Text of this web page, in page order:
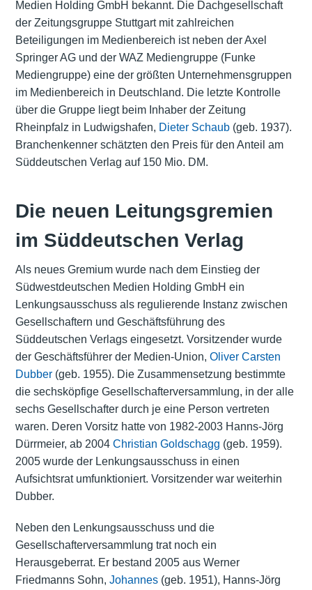
Medien Holding GmbH bekannt. Die Dachgesellschaft
der Zeitungsgruppe Stuttgart mit zahlreichen
Beteiligungen im Medienbereich ist neben der Axel
Springer AG und der WAZ Mediengruppe (Funke
Mediengruppe) eine der größten Unternehmensgruppen
im Medienbereich in Deutschland. Die letzte Kontrolle
über die Gruppe liegt beim Inhaber der Zeitung
Rheinpfalz in Ludwigshafen, Dieter Schaub(geb. 1937).
Branchenkenner schätzten den Preis für den Anteil am
Süddeutschen Verlag auf 150 Mio. DM.
Die neuen Leitungsgremien
im Süddeutschen Verlag
Als neues Gremium wurde nach dem Einstieg der
Südwestdeutschen Medien Holding GmbH ein
Lenkungsausschuss als regulierende Instanz zwischen
Gesellschaftern und Geschäftsführung des
Süddeutschen Verlags eingesetzt. Vorsitzender wurde
der Geschäftsführer der Medien-Union, Oliver Carsten
Dubber(geb. 1955). Die Zusammensetzung bestimmte
die sechsköpfige Gesellschafterversammlung, in der alle
sechs Gesellschafter durch je eine Person vertreten
waren. Deren Vorsitz hatte von 1982-2003 Hanns-Jörg
Dürrmeier, ab 2004 Christian Goldschagg (geb. 1959).
2005 wurde der Lenkungsausschuss in einen
Aufsichtsrat umfunktioniert. Vorsitzender war weiterhin
Dubber.
Neben den Lenkungsausschuss und die
Gesellschafterversammlung trat noch ein
Herausgeberrat. Er bestand 2005 aus Werner
Friedmanns Sohn, Johannes(geb. 1951), Hanns-Jörg